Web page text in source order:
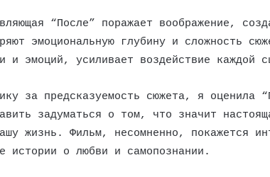
“После” поражает воображение,
эмоциональную глубину и сложность
и эмоций, усиливает воздействие каждой
за предсказуемость сюжета, я оценила
задуматься о том, что значит
жизнь. Фильм, несомненно, покажется
истории о любви и самопознании.